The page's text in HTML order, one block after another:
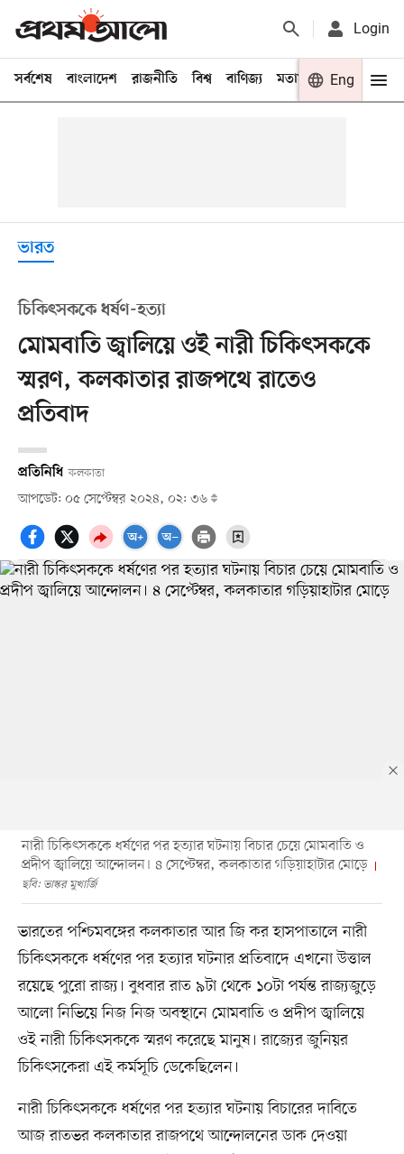
Login
সর্বশেষ বাংলাদেশ রাজনীতি বিশ্ব বাণিজ্য মতামত খেলা
Eng
ভারত
চিকিৎসককে ধর্ষণ-হত্যা
মোমবাতি জ্বালিয়ে ওই নারী চিকিৎসককে
স্মরণ, কলকাতার রাজপথে রাতেও
প্রতিবাদ
প্রতিনিধি কলকাতা
আপডেট: ০৫ সেপ্টেম্বর ২০২৪, ০২: ৩৬
নারী চিকিৎসককে ধর্ষণের পর হত্যার ঘটনায় বিচার চেয়ে মোমবাতি ও
প্রদীপ জ্বালিয়ে আন্দোলন। ৪ সেপ্টেম্বর, কলকাতার গড়িয়াহাটার মোড়ে
ছবি: ভাস্কর মুখার্জি
ভারতের পশ্চিমবঙ্গের কলকাতার আর জি কর হাসপাতালে নারী
চিকিৎসককে ধর্ষণের পর হত্যার ঘটনার প্রতিবাদে এখনো উত্তাল
রয়েছে পুরো রাজ্য। বুধবার রাত ৯টা থেকে ১০টা পর্যন্ত রাজ্যজুড়ে
আলো নিভিয়ে নিজ নিজ অবস্থানে মোমবাতি ও প্রদীপ জ্বালিয়ে
ওই নারী চিকিৎসককে স্মরণ করেছে মানুষ। রাজ্যের জুনিয়র
চিকিৎসকেরা এই কর্মসূচি ডেকেছিলেন।
নারী চিকিৎসককে ধর্ষণের পর হত্যার ঘটনায় বিচারের দাবিতে
আজ রাতভর কলকাতার রাজপথে আন্দোলনের ডাক দেওয়া